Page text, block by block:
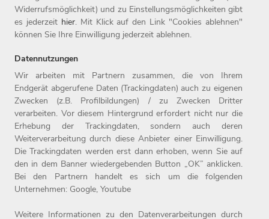
Home
Arbeitgeber
Benefits
Jobs
Initiativbewerbung
Kontakt
Compliance
Datenschutz
Impressum
Widerrufsmöglichkeit) und zu Einstellungsmöglichkeiten gibt
es jederzeit hier. Mit Klick auf den Link "Cookies ablehnen"
können Sie Ihre Einwilligung jederzeit ablehnen.
Datennutzungen
Wir arbeiten mit Partnern zusammen, die von Ihrem
Endgerät abgerufene Daten (Trackingdaten) auch zu eigenen
Zwecken (z.B. Profilbildungen) / zu Zwecken Dritter
verarbeiten. Vor diesem Hintergrund erfordert nicht nur die
Erhebung der Trackingdaten, sondern auch deren
Weiterverarbeitung durch diese Anbieter einer Einwilligung.
Die Trackingdaten werden erst dann erhoben, wenn Sie auf
den in dem Banner wiedergebenden Button „OK” anklicken.
Bei den Partnern handelt es sich um die folgenden
Unternehmen: Google, Youtube
Weitere Informationen zu den Datenverarbeitungen durch